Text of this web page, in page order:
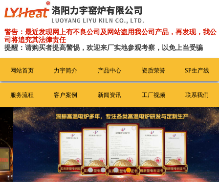
警告：最近发现网上有不良公司及网站盗用我公司产品，再发现，我公
司将追究其法律责任
提醒：请购买者提高警惕，欢迎来厂实地参观考察，以免上当受骗
网站首页 力宇简介 产品中心 资质荣誉 SP生产线
服务流程 客户案例 新闻资讯 工厂视频 联系我们